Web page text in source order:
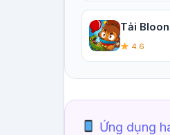
Tải
4.6
Ứng dụng